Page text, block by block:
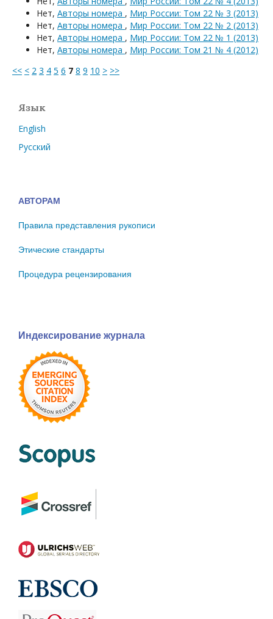
Нет, Авторы номера , Мир России: Том 22 № 3 (2013)
Нет, Авторы номера , Мир России: Том 22 № 2 (2013)
Нет, Авторы номера , Мир России: Том 22 № 1 (2013)
Нет, Авторы номера , Мир России: Том 21 № 4 (2012)
<< < 2 3 4 5 6 7 8 9 10 > >>
Язык
English
Русский
АВТОРАМ
Правила представления рукописи
Этические стандарты
Процедура рецензирования
Индексирование журнала